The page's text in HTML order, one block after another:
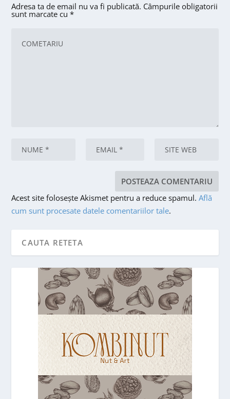
Adresa ta de email nu va fi publicată. Câmpurile obligatorii
sunt marcate cu*
Acest site folosește Akismet pentru a reduce spamul.Află
cum sunt procesate datele comentariilor tale.